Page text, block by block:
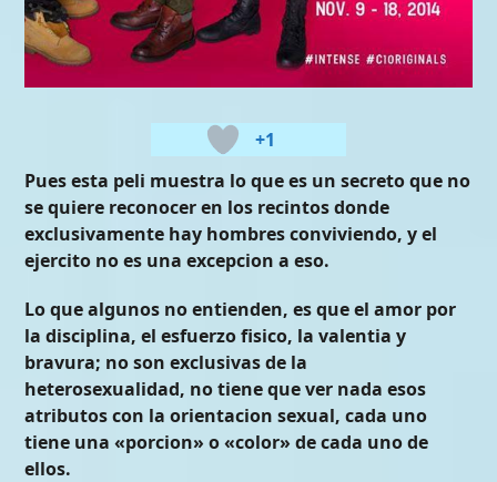
+1
Pues esta peli muestra lo que es un secreto que no
se quiere reconocer en los recintos donde
exclusivamente hay hombres conviviendo, y el
ejercito no es una excepcion a eso.
Lo que algunos no entienden, es que el amor por
la disciplina, el esfuerzo fisico, la valentia y
bravura; no son exclusivas de la
heterosexualidad, no tiene que ver nada esos
atributos con la orientacion sexual, cada uno
tiene una «porcion» o «color» de cada uno de
ellos.